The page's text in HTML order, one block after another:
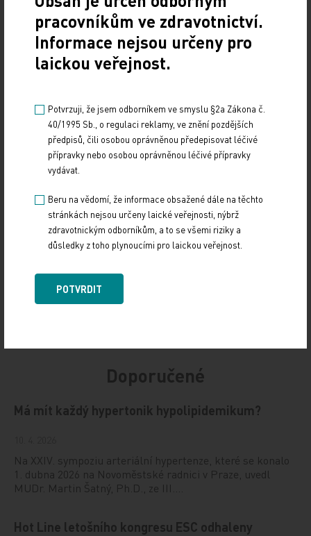
Doporučené
Má mít každý hypertonik hypolipidemikum?
Na XXIV. sympoziu arteriální hypertenze, které se konalo
1. dubna 2026 na Novoměstské radnici v Praze, uvedl
MUDr. Martin Šatný, Ph.D., ze III.…
Hot Line letošního kongresu ESC odhaleny
pracovníkům ve zdravotnictví.
Informace nejsou určeny pro
laickou veřejnost.
Potvrzuji, že jsem odborníkem ve smyslu §2a Zákona č.
40/1995 Sb., o regulaci reklamy, ve znění pozdějších
předpisů, čili osobou oprávněnou předepisovat léčivé
přípravky nebo osobou oprávněnou léčivé přípravky
vydávat.
Beru na vědomí, že informace obsažené dále na těchto
stránkách nejsou určeny laické veřejnosti, nýbrž
zdravotnickým odborníkům, a to se všemi riziky a
důsledky z toho plynoucími pro laickou veřejnost.
POTVRDIT